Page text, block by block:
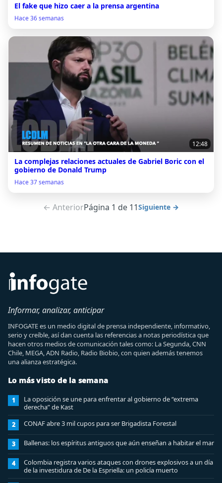
El fake que hizo caer a la prensa argentina
Hace 36 semanas
12:48
La complejas relaciones actuales de Gabriel Boric con el
gobierno de Donald Trump
Hace 37 semanas
← AnteriorPágina 1 de 11Siguiente →
Informar, analizar, anticipar
INFOGATE es un medio digital de prensa independiente, informativo,
serio y creíble, así dan cuenta las referencias a notas periodística que
hacen otros medios de comunicación tales como: La Segunda, CNN
Chile, MEGA, ADN Radio, Radio Biobio, con quien además tenemos
una alianza estratégica.
Lo más visto de la semana
1
La oposición se une para enfrentar al gobierno de “extrema
derecha” de Kast
2 CONAF abre 3 mil cupos para ser Brigadista Forestal
3 Ballenas: los espíritus antiguos que aún enseñan a habitar el mar
4
Colombia registra varios ataques con drones explosivos a un día
de la investidura de De la Espriella: un policía muerto